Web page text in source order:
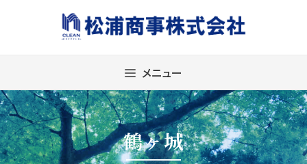
メニュー
鶴ヶ城